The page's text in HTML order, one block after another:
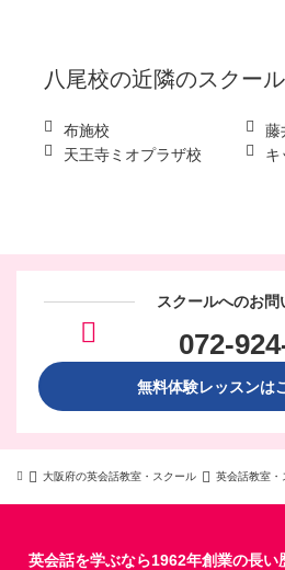
八尾校の近隣のスクール
布施校
藤
天王寺ミオプラザ校
キ
スクールへのお問
072-
無料体験レッスンは
大阪府の英会話教室・スクール 英会話教室・
英会話を学ぶなら1962年創業の長い